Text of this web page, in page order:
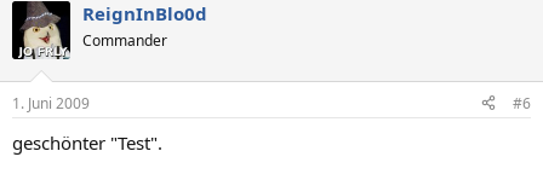
ReignInBlo0d
Commander
1. Juni 2009 #6
geschönter "Test".